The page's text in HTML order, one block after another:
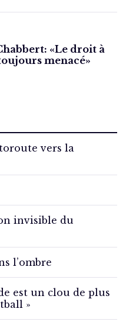
«Le droit à
menacé»
vers la
invisible du
l’ombre
est un clou de plus
»